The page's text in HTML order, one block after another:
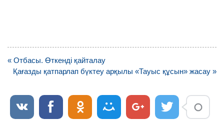
Навигация
по
« Отбасы. Өткенді қайталау
Қағазды қатпарлап бүктеу арқылы «Тауыс құсын» жасау »